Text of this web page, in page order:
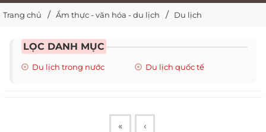
Trang chủ Ẩm thực - văn hóa - du lịch Du lịch
LỌC DANH MỤC
Du lịch trong nước Du lịch quốc tế
« ‹